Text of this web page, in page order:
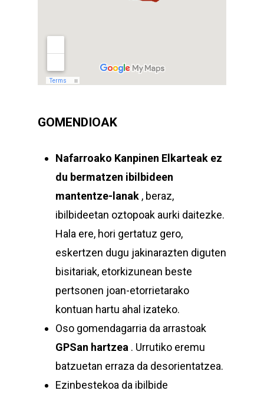
GOMENDIOAK
Nafarroako Kanpinen Elkarteak ez
du bermatzen ibilbideen
mantentze-lanak , beraz,
ibilbideetan oztopoak aurki daitezke.
Hala ere, hori gertatuz gero,
eskertzen dugu jakinarazten diguten
bisitariak, etorkizunean beste
pertsonen joan-etorrietarako
kontuan hartu ahal izateko.
Oso gomendagarria da arrastoak
GPSan hartzea . Urrutiko eremu
batzuetan erraza da desorientatzea.
Ezinbestekoa da ibilbide